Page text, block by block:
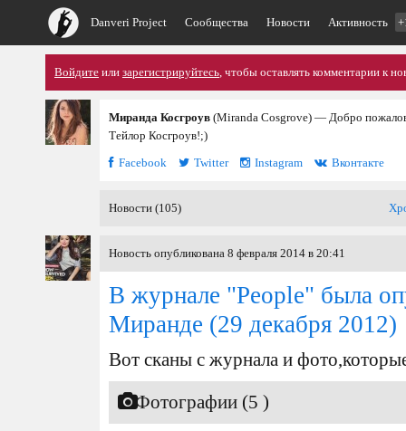
Danveri Project Сообщества Новости Активность
Войдите или зарегистрируйтесь, чтобы оставлять комментарии к
Миранда Косгроув (Miranda Cosgrove) — Добро
Тейлор Косгроув!;)
Facebook
Twitter Instagram Вконтакте
Новости (105)
Новость опубликована 8 февраля 2014 в 20:41
В журнале "People" была
Миранде (29 декабря 2012)
Вот сканы с журнала и
Фотографии (5 )